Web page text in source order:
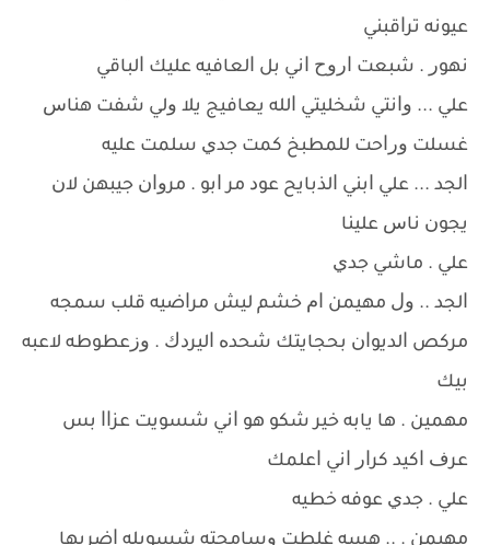
ﻋﻴﻮﻧﻪ ﺗﺮﺍﻗﺒﻨﻲ
ﻧﻬﻮﺭ . ﺷﺒﻌﺖ ﺍﺭﻭﺡ ﺍﻧﻲ ﺑﻞ ﺍﻟﻌﺎﻓﻴﻪ ﻋﻠﻴﻚ ﺍﻟﺒﺎﻗﻲ
ﻋﻠﻲ ... ﻭﺍﻧﺘﻲ ﺷﺨﻠﻴﺘﻲ ﺍﻟﻠﻪ ﻳﻌﺎﻓﻴﺞ ﻳﻼ ﻭﻟﻲ ﺷﻔﺖ ﻫﻨﺎﺱ
ﻏﺴﻠﺖ ﻭﺭﺍﺣﺖ ﻟﻠﻤﻄﺒﺦ ﻛﻤﺖ ﺟﺪﻱ ﺳﻠﻤﺖ ﻋﻠﻴﻪ
ﺍﻟﺠﺪ ... ﻋﻠﻲ ﺍﺑﻨﻲ ﺍﻟﺬﺑﺎﻳﺢ ﻋﻮﺩ ﻣﺮ ﺍﺑﻮ . ﻣﺮﻭﺍﻥ ﺟﻴﺒﻬﻦ ﻻﻥ
ﻳﺠﻮﻥ ﻧﺎﺱ ﻋﻠﻴﻨﺎ
ﻋﻠﻲ . ﻣﺎﺷﻲ ﺟﺪﻱ
ﺍﻟﺠﺪ .. ﻭﻝ ﻣﻬﻴﻤﻦ ﺍﻡ ﺧﺸﻢ ﻟﻴﺶ ﻣﺮﺍﺿﻴﻪ ﻗﻠﺐ ﺳﻤﺠﻪ
ﻣﺮﻛﺺ ﺍﻟﺪﻳﻮﺍﻥ ﺑﺤﺠﺎﻳﺘﻚ ﺷﺤﺪﻩ ﺍﻟﻴﺮﺩﻙ . ﻭﺯﻋﻄﻮﻃﻪ ﻻﻋﺒﻪ
ﺑﻴﻚ
ﻣﻬﻤﻴﻦ . ﻫﺎ ﻳﺎﺑﻪ ﺧﻴﺮ ﺷﻜﻮ ﻫﻮ ﺍﻧﻲ ﺷﺴﻮﻳﺖ ﻋﺰﺍﺍ ﺑﺲ
ﻋﺮﻑ ﺍﻛﻴﺪ ﻛﺮﺍﺭ ﺍﻧﻲ ﺍﻋﻠﻤﻚ
ﻋﻠﻲ . ﺟﺪﻱ ﻋﻮﻓﻪ ﺧﻄﻴﻪ
ﻣﻬﻴﻤﻦ . .. ﻫﺴﻪ ﻏﻠﻄﺖ ﻭﺳﺎﻣﺤﺘﻪ ﺷﺴﻮﻳﻠﻪ ﺍﺿﺮﺑﻬﺎ